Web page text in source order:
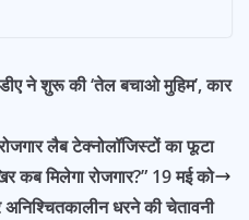
e ने शुरू की ‘तेल बचाओ मुहिम’, कार
लैब टेक्नोलॉजिस्टों का फूटा
कब मिलेगा रोजगार?” 19 मई को
धरने की चेतावनी